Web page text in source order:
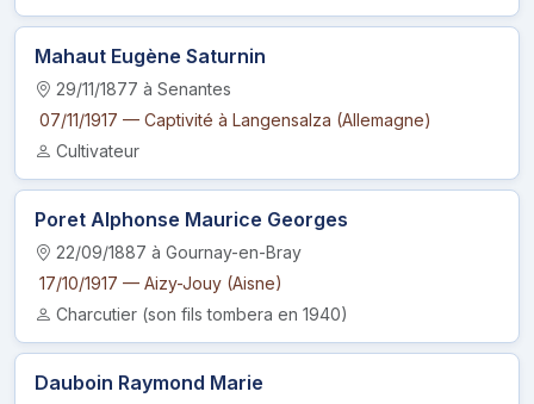
Mahaut Eugène Saturnin
29/11/1877 à Senantes
07/11/1917 — Captivité à Langensalza (Allemagne)
Cultivateur
Poret Alphonse Maurice Georges
22/09/1887 à Gournay-en-Bray
17/10/1917 — Aizy-Jouy (Aisne)
Charcutier (son fils tombera en 1940)
Dauboin Raymond Marie